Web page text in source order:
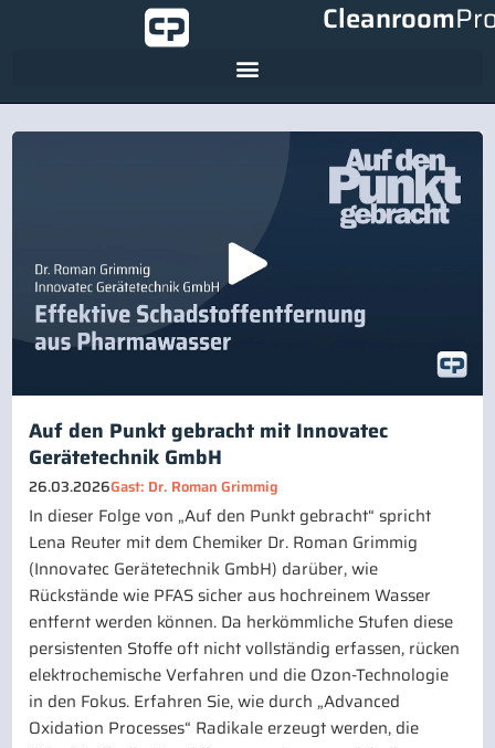
Cleanroom
Auf den Punkt gebracht mit Innovatec
Gerätetechnik GmbH
26.03.2026Gast: Dr. Roman Grimmig
In dieser Folge von „Auf den Punkt gebracht“ spricht
Lena Reuter mit dem Chemiker Dr. Roman Grimmig
(Innovatec Gerätetechnik GmbH) darüber, wie
Rückstände wie PFAS sicher aus hochreinem Wasser
entfernt werden können. Da herkömmliche Stufen diese
persistenten Stoffe oft nicht vollständig erfassen, rücken
elektrochemische Verfahren und die Ozon-Technologie
in den Fokus. Erfahren Sie, wie durch „Advanced
Oxidation Processes“ Radikale erzeugt werden, die